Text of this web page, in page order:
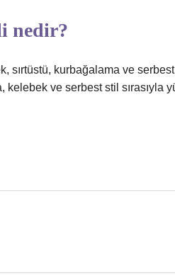
nedir?
sırtüstü, kurbağalama ve
kelebek ve serbest stil sırasıyla